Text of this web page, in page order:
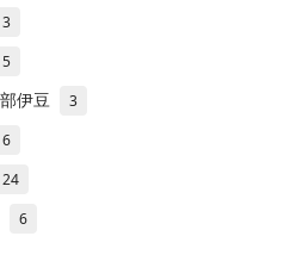
3
5
伊豆 3
6
24
6